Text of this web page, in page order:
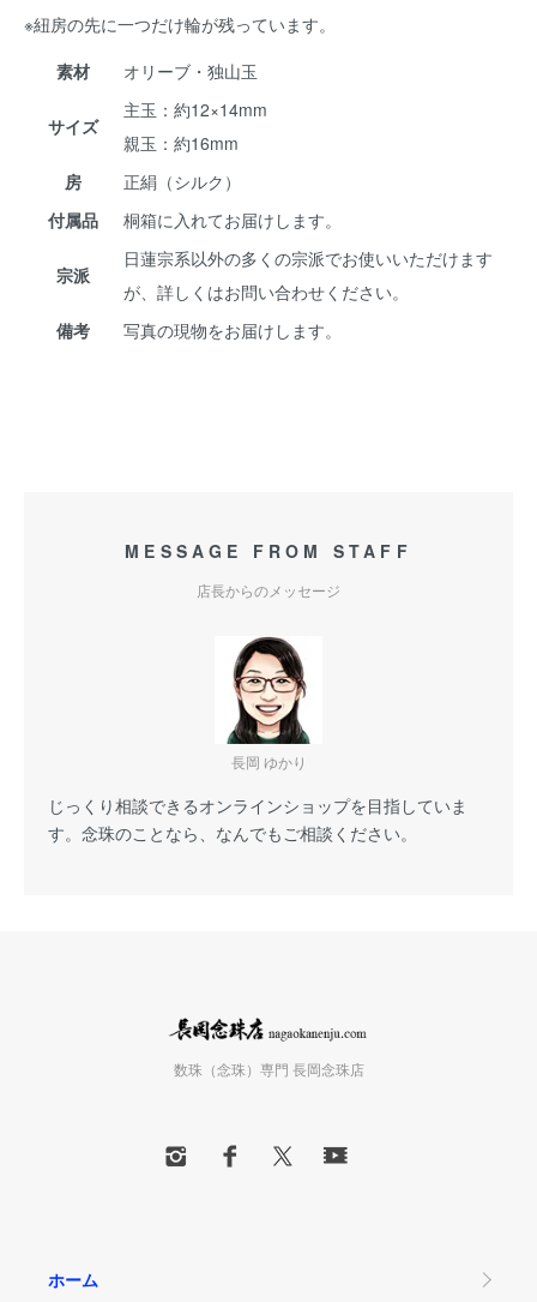
※紐房の先に一つだけ輪が残っています。
素材
オリーブ・独山玉
サイズ
主玉：約12×14mm
親玉：約16mm
房
正絹（シルク）
付属品
桐箱に入れてお届けします。
宗派
日蓮宗系以外の多くの宗派でお使いいただけます
が、詳しくはお問い合わせください。
備考
写真の現物をお届けします。
MESSAGE FROM STAFF
店長からのメッセージ
長岡 ゆかり
じっくり相談できるオンラインショップを目指していま
す。念珠のことなら、なんでもご相談ください。
数珠（念珠）専門 長岡念珠店
ホーム